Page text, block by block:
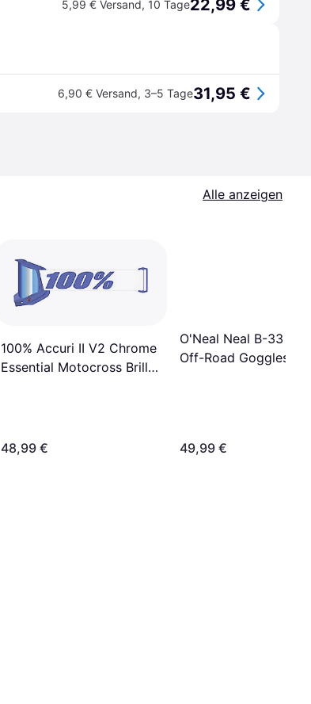
5,99 € Versand, 10 Tage22,99 €
6,90 € Versand, 3–5 Tage31,95 €
Alle anzeigen
100% Accuri II V2 Chrome
Essential Motocross Brille,
48,99 €
O'Neal Neal B-33
Off-Road Goggles -
49,99 €